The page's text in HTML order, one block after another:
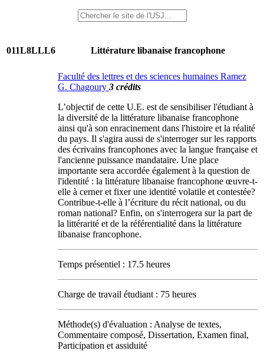
011L8LLL6 Littérature libanaise francophone
Faculté des lettres et des sciences humaines Ramez
G. Chagoury 3 crédits
L’objectif de cette U.E. est de sensibiliser l'étudiant à
la diversité de la littérature libanaise francophone
ainsi qu'à son enracinement dans l'histoire et la réalité
du pays. Il s'agira aussi de s'interroger sur les rapports
des écrivains francophones avec la langue française et
l'ancienne puissance mandataire. Une place
importante sera accordée également à la question de
l'identité : la littérature libanaise francophone œuvre-t-
elle à cerner et fixer une identité volatile et contestée?
Contribue-t-elle à l’écriture du récit national, ou du
roman national? Enfin, on s'interrogera sur la part de
la littérarité et de la référentialité dans la littérature
libanaise francophone.
Temps présentiel : 17.5 heures
Charge de travail étudiant : 75 heures
Méthode(s) d'évaluation : Analyse de textes,
Commentaire composé, Dissertation, Examen final,
Participation et assiduité